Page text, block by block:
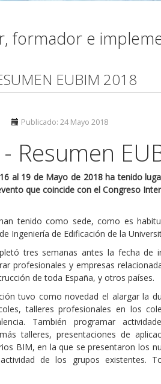
formador e
EUBIM 2018
Publicado: 24 Mayo 2018
Resumen
al 19 de Mayo de 2018 ha tenido
que coincide con el Congreso
tenido como sede, como es
Ingeniería de Edificación de la
tres semanas antes la fecha de
profesionales y empresas
de toda España, y otros países.
tuvo como novedad el alargar la
talleres profesionales en los
También programar
talleres, presentaciones de
BIM, en la que se presentaron los
de los grupos existentes.